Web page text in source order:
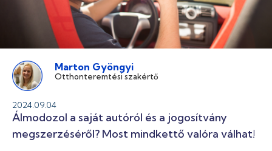
Marton Gyöngyi
Otthonteremtési szakértő
2024.09.04
Álmodozol a saját autóról és a jogosítvány
megszerzéséről? Most mindkettő valóra válhat!